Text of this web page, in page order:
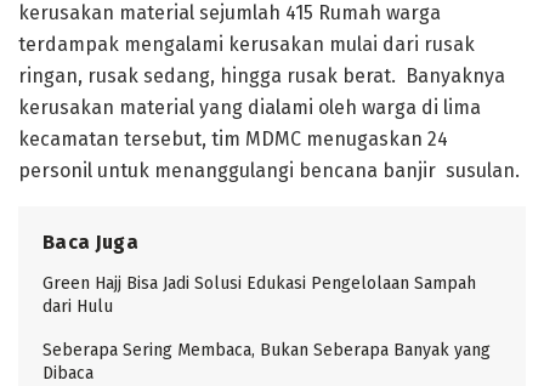
kerusakan material sejumlah 415 Rumah warga
terdampak mengalami kerusakan mulai dari rusak
ringan, rusak sedang, hingga rusak berat. Banyaknya
kerusakan material yang dialami oleh warga di lima
kecamatan tersebut, tim MDMC menugaskan 24
personil untuk menanggulangi bencana banjir susulan.
Baca Juga
Green Hajj Bisa Jadi Solusi Edukasi Pengelolaan Sampah
dari Hulu
Seberapa Sering Membaca, Bukan Seberapa Banyak yang
Dibaca